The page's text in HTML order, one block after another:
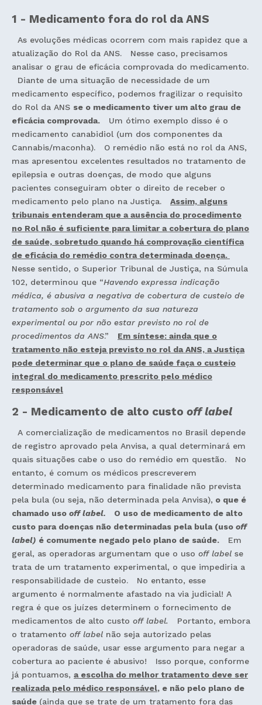
1 - Medicamento fora do rol da ANS
As evoluções médicas ocorrem com mais rapidez que a
atualização do Rol da ANS. Nesse caso, precisamos
analisar o grau de eficácia comprovada do medicamento.
Diante de uma situação de necessidade de um
medicamento específico, podemos fragilizar o requisito
do Rol da ANS se o medicamento tiver um alto grau de
eficácia comprovada. Um ótimo exemplo disso é o
medicamento canabidiol (um dos componentes da
Cannabis/maconha). O remédio não está no rol da ANS,
mas apresentou excelentes resultados no tratamento de
epilepsia e outras doenças, de modo que alguns
pacientes conseguiram obter o direito de receber o
medicamento pelo plano na Justiça. Assim, alguns
tribunais entenderam que a ausência do procedimento
no Rol não é suficiente para limitar a cobertura do plano
de saúde, sobretudo quando há comprovação científica
de eficácia do remédio contra determinada doença.
Nesse sentido, o Superior Tribunal de Justiça, na Súmula
102, determinou que “Havendo expressa indicação
médica, é abusiva a negativa de cobertura de custeio de
tratamento sob o argumento da sua natureza
experimental ou por não estar previsto no rol de
procedimentos da ANS.” Em síntese: ainda que o
tratamento não esteja previsto no rol da ANS, a Justiça
pode determinar que o plano de saúde faça o custeio
integral do medicamento prescrito pelo médico
responsável
2 - Medicamento de alto custo off label
A comercialização de medicamentos no Brasil depende
de registro aprovado pela Anvisa, a qual determinará em
quais situações cabe o uso do remédio em questão. No
entanto, é comum os médicos prescreverem
determinado medicamento para finalidade não prevista
pela bula (ou seja, não determinada pela Anvisa), o que é
chamado uso off label.
O uso de medicamento de alto
custo para doenças não determinadas pela bula (uso off
label) é comumente negado pelo plano de saúde. Em
geral, as operadoras argumentam que o uso off label se
trata de um tratamento experimental, o que impediria a
responsabilidade de custeio. No entanto, esse
argumento é normalmente afastado na via judicial! A
regra é que os juízes determinem o fornecimento de
medicamentos de alto custo off label. Portanto, embora
o tratamento off label não seja autorizado pelas
operadoras de saúde, usar esse argumento para negar a
cobertura ao paciente é abusivo! Isso porque, conforme
já pontuamos, a escolha do melhor tratamento deve ser
realizada pelo médico responsável, e não pelo plano de
saúde (ainda que se trate de um tratamento fora das